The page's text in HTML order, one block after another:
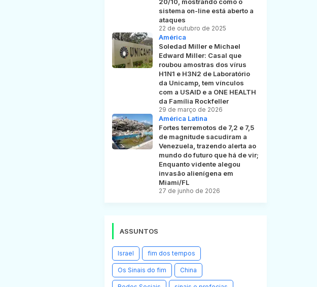
20/10, mostrando como o
sistema on-line está aberto a
ataques
22 de outubro de 2025
América
Soledad Miller e Michael
Edward Miller: Casal que
roubou amostras dos vírus
H1N1 e H3N2 de Laboratório
da Unicamp, tem vínculos
com a USAID e a ONE HEALTH
da Família Rockfeller
29 de março de 2026
América Latina
Fortes terremotos de 7,2 e 7,5
de magnitude sacudiram a
Venezuela, trazendo alerta ao
mundo do futuro que há de vir;
Enquanto vidente alegou
invasão alienígena em
Miami/FL
27 de junho de 2026
ASSUNTOS
Israel fim dos tempos
Os Sinais do fim China